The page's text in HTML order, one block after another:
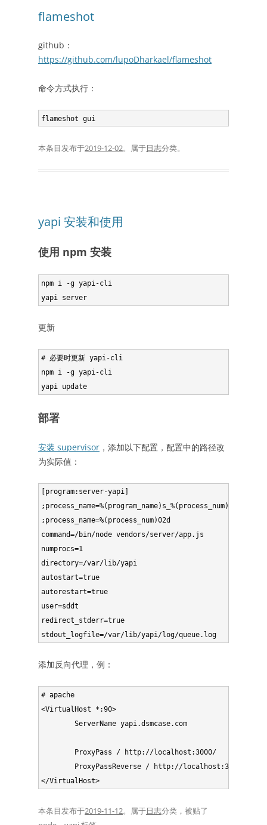
flameshot
github：
https://github.com/lupoDharkael/flameshot
命令方式执行：
本条目发布于2019-12-02。属于日志分类。
yapi 安装和使用
使用 npm 安装
npm i -g yapi-cli
更新
# 必要时更新 yapi-cli
npm i -g yapi-cli
部署
安装 supervisor ，添加以下配置，配置中的路径改
为实际值：
[program:server-yapi]
;process_name=%(program_name)s_%(process_num)02d
;process_name=%(process_num)02d
command=/bin/node vendors/server/app.js
numprocs=1
directory=/var/lib/yapi
autostart=true
autorestart=true
user=sddt
redirect_stderr=true
添加反向代理，例：
# apache
<VirtualHost *:90>
        ServerName yapi.dsmcase.com
        ProxyPass / http://localhost:3000/
        ProxyPassReverse / http://localhost:3000/
本条目发布于2019-11-12。属于日志分类，被贴了